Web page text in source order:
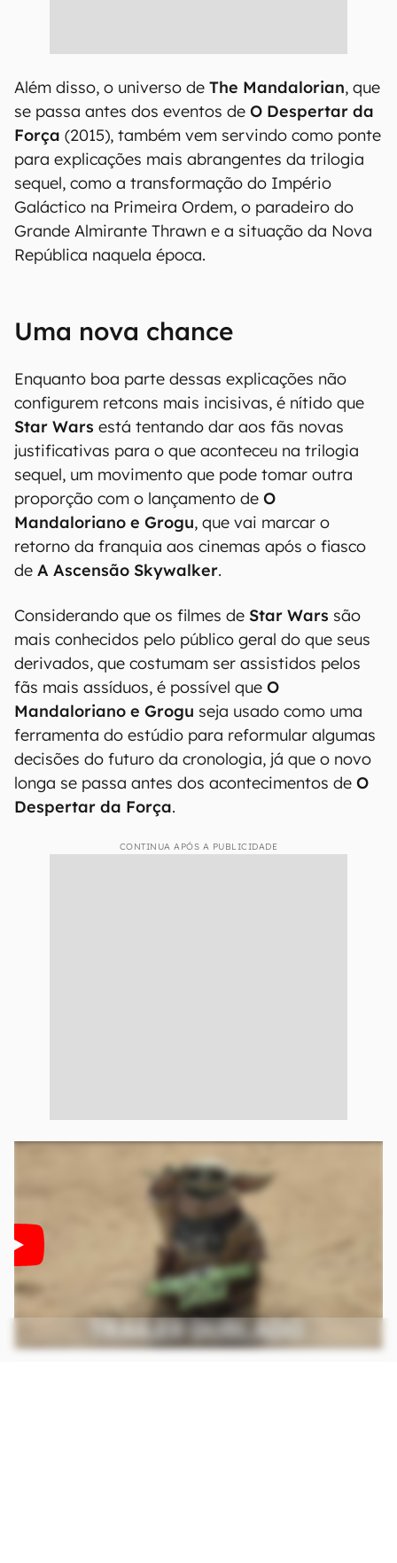
Além disso, o universo de The Mandalorian, que
se passa antes dos eventos de O Despertar da
Força (2015), também vem servindo como ponte
para explicações mais abrangentes da trilogia
sequel, como a transformação do Império
Galáctico na Primeira Ordem, o paradeiro do
Grande Almirante Thrawn e a situação da Nova
República naquela época.
Uma nova chance
Enquanto boa parte dessas explicações não
configurem retcons mais incisivas, é nítido que
Star Wars está tentando dar aos fãs novas
justificativas para o que aconteceu na trilogia
sequel, um movimento que pode tomar outra
proporção com o lançamento de O
Mandaloriano e Grogu, que vai marcar o
retorno da franquia aos cinemas após o fiasco
de A Ascensão Skywalker.
Considerando que os filmes de Star Wars são
mais conhecidos pelo público geral do que seus
derivados, que costumam ser assistidos pelos
fãs mais assíduos, é possível que O
Mandaloriano e Grogu seja usado como uma
ferramenta do estúdio para reformular algumas
decisões do futuro da cronologia, já que o novo
longa se passa antes dos acontecimentos de O
Despertar da Força.
CONTINUA APÓS A PUBLICIDADE